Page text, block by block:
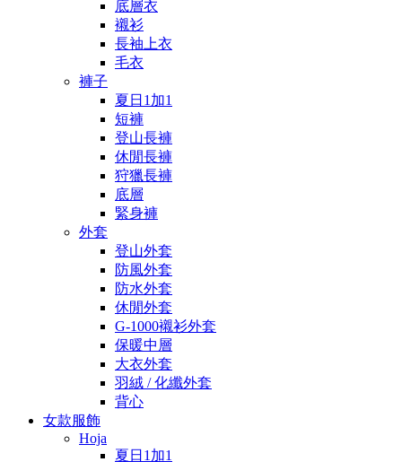
底層衣
襯衫
長袖上衣
毛衣
褲子
夏日1加1
短褲
登山長褲
休閒長褲
狩獵長褲
底層
緊身褲
外套
登山外套
防風外套
防水外套
休閒外套
G-1000襯衫外套
保暖中層
大衣外套
羽絨 / 化纖外套
背心
女款服飾
Hoja
夏日1加1